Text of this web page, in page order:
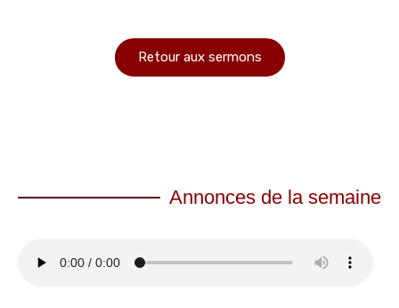
Retour aux sermons
Annonces de la semaine